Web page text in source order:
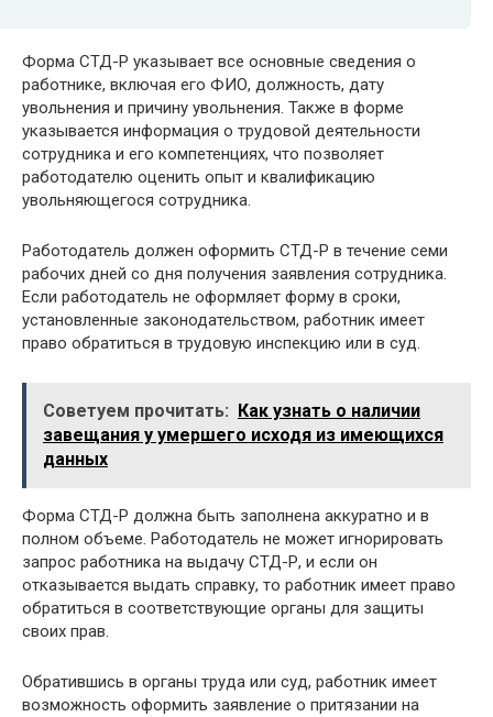
Форма СТД-Р указывает все основные сведения о
работнике, включая его ФИО, должность, дату
увольнения и причину увольнения. Также в форме
указывается информация о трудовой деятельности
сотрудника и его компетенциях, что позволяет
работодателю оценить опыт и квалификацию
увольняющегося сотрудника.
Работодатель должен оформить СТД-Р в течение семи
рабочих дней со дня получения заявления сотрудника.
Если работодатель не оформляет форму в сроки,
установленные законодательством, работник имеет
право обратиться в трудовую инспекцию или в суд.
Советуем прочитать:
Как узнать о наличии
завещания у умершего исходя из имеющихся
данных
Форма СТД-Р должна быть заполнена аккуратно и в
полном объеме. Работодатель не может игнорировать
запрос работника на выдачу СТД-Р, и если он
отказывается выдать справку, то работник имеет право
обратиться в соответствующие органы для защиты
своих прав.
Обратившись в органы труда или суд, работник имеет
возможность оформить заявление о притязании на